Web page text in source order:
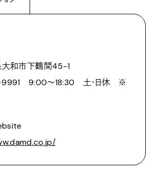
和市下鶴間45-1
9:00〜18:30 土・日休 ※